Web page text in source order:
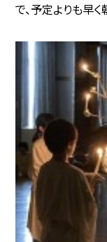
で、予定よりも早